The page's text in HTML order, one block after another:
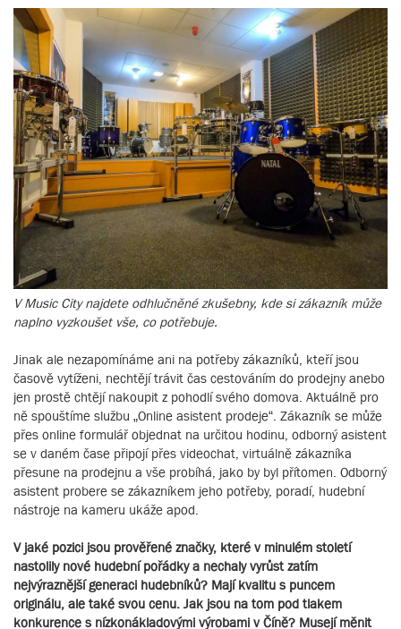
V Music City najdete odhlučněné zkušebny, kde si zákazník může
naplno vyzkoušet vše, co potřebuje.
Jinak ale nezapomínáme ani na potřeby zákazníků, kteří jsou
časově vytíženi, nechtějí trávit čas cestováním do prodejny anebo
jen prostě chtějí nakoupit z pohodlí svého domova. Aktuálně pro
ně spouštíme službu „Online asistent prodeje“. Zákazník se může
přes online formulář objednat na určitou hodinu, odborný asistent
se v daném čase připojí přes videochat, virtuálně zákazníka
přesune na prodejnu a vše probíhá, jako by byl přítomen. Odborný
asistent probere se zákazníkem jeho potřeby, poradí, hudební
nástroje na kameru ukáže apod.
V jaké pozici jsou prověřené značky, které v minulém století
nastolily nové hudební pořádky a nechaly vyrůst zatím
nejvýraznější generaci hudebníků? Mají kvalitu s puncem
originálu, ale také svou cenu. Jak jsou na tom pod tlakem
konkurence s nízkonákladovými výrobami v Číně? Musejí měnit